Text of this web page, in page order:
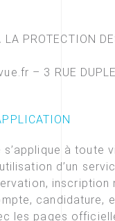
LA PROTECTION
– 3 RUE
à toute
d’un
inscription
candidature,
les pages